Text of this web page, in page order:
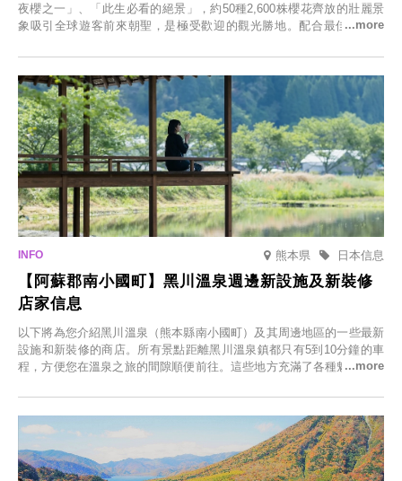
夜櫻之一」、「此生必看的絕景」，約50種2,600株櫻花齊放的壯麗景
象吸引全球遊客前來朝聖，是極受歡迎的觀光勝地。配合最佳觀雪時
「冬季櫻花燈光秀」。
熊本県 日本信息
【阿蘇郡南小國町】黑川溫泉週邊新設施及新裝修
店家信息
以下將為您介紹黑川溫泉（熊本縣南小國町）及其周邊地區的一些最新
設施和新裝修的商店。所有景點距離黑川溫泉鎮都只有5到10分鐘的車
程，方便您在溫泉之旅的間隙順便前往。這些地方充滿了各種魅力，包
食材的餐廳。讓您體驗黑川溫泉的全新樂趣。